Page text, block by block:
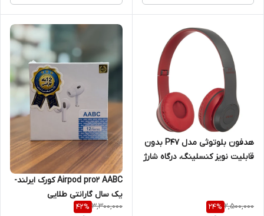
هدفون بلوتوثی مدل P47 بدون
قابلیت نویز کنسلینگ، درگاه شارژ
2,500,000
24%
Airpod pro2 AABC کورک ایرلند-
یک سال گارانتی طلایی
3,300,000
42%